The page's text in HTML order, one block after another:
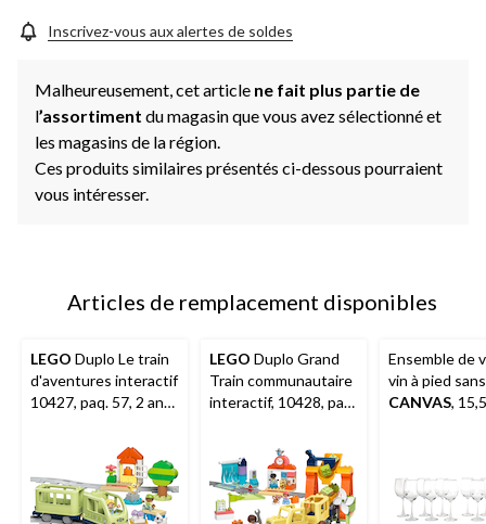
la
même
Inscrivez-vous aux alertes de soldes
Malheureusement, cet article ne fait plus partie de
l’assortiment du magasin que vous avez sélectionné et
les magasins de la région.
Ces produits similaires présentés ci-dessous pourraient
vous intéresser.
Articles de remplacement disponibles
LEGO Duplo Le train
d'aventures interactif
10427, paq. 57, 2 ans
LEGO Duplo Grand
Train communautaire
interactif, 10428, paq.
Ensemble de
vin à pied
CANVAS,